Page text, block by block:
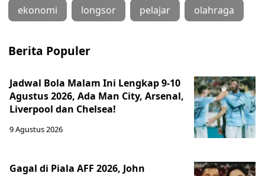
ekonomi longsor pelajar olahraga
Berita Populer
Jadwal Bola Malam Ini Lengkap 9-10
Agustus 2026, Ada Man City, Arsenal,
Liverpool dan Chelsea!
9 Agustus 2026
Gagal di Piala AFF 2026, John